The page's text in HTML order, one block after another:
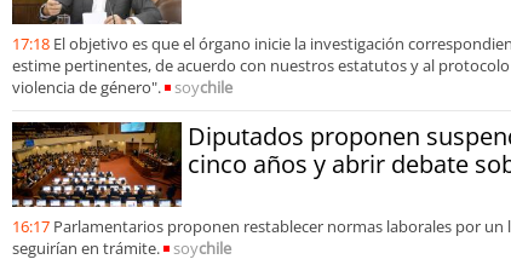
17:18 El objetivo es que el órgano inicie la investigación
estime pertinentes, de acuerdo con nuestros estatutos y al
violencia de género".
soychile
Diputados proponen
cinco años y abrir debate
16:17 Parlamentarios proponen restablecer normas laborales por un
seguirían en trámite.
soychile